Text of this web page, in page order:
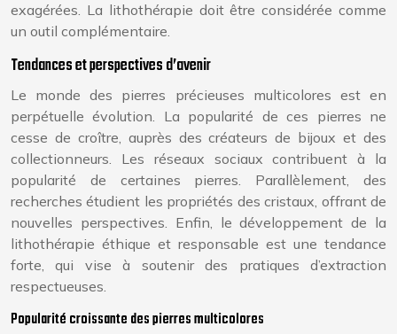
exagérées. La lithothérapie doit être considérée comme
un outil complémentaire.
Tendances et perspectives d’avenir
Le monde des pierres précieuses multicolores est en
perpétuelle évolution. La popularité de ces pierres ne
cesse de croître, auprès des créateurs de bijoux et des
collectionneurs. Les réseaux sociaux contribuent à la
popularité de certaines pierres. Parallèlement, des
recherches étudient les propriétés des cristaux, offrant de
nouvelles perspectives. Enfin, le développement de la
lithothérapie éthique et responsable est une tendance
forte, qui vise à soutenir des pratiques d’extraction
respectueuses.
Popularité croissante des pierres multicolores